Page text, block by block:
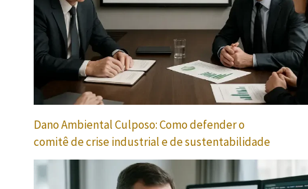
Dano Ambiental Culposo: Como defender o
comitê de crise industrial e de sustentabilidade